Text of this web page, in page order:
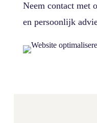
Neem contact met
en persoonlijk